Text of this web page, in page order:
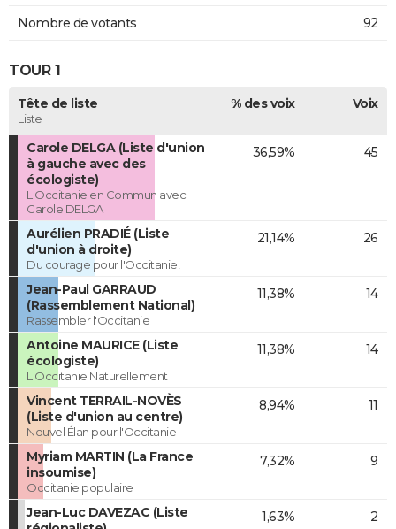
Nombre de votants 92
TOUR 1
Tête de liste
Liste
% des voix Voix
Carole DELGA (Liste d'union
à gauche avec des
écologiste)
L'Occitanie en Commun avec
Carole DELGA
36,59% 45
Aurélien PRADIÉ (Liste
d'union à droite)
Du courage pour l'Occitanie!
21,14% 26
Jean-Paul GARRAUD
(Rassemblement National)
Rassembler l'Occitanie
11,38% 14
Antoine MAURICE (Liste
écologiste)
L'Occitanie Naturellement
11,38% 14
Vincent TERRAIL-NOVÈS
(Liste d'union au centre)
Nouvel Élan pour l'Occitanie
8,94% 11
Myriam MARTIN (La France
insoumise)
Occitanie populaire
7,32% 9
Jean-Luc DAVEZAC (Liste
1,63% 2